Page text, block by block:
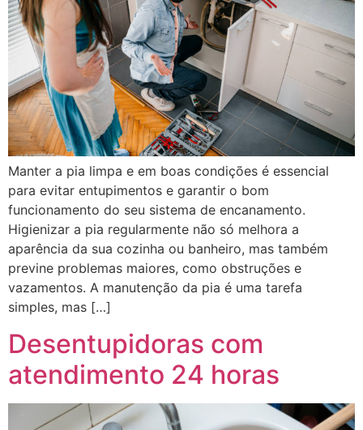
Manter a pia limpa e em boas condições é essencial
para evitar entupimentos e garantir o bom
funcionamento do seu sistema de encanamento.
Higienizar a pia regularmente não só melhora a
aparência da sua cozinha ou banheiro, mas também
previne problemas maiores, como obstruções e
vazamentos. A manutenção da pia é uma tarefa
simples, mas […]
Desentupidoras com
atendimento 24 horas